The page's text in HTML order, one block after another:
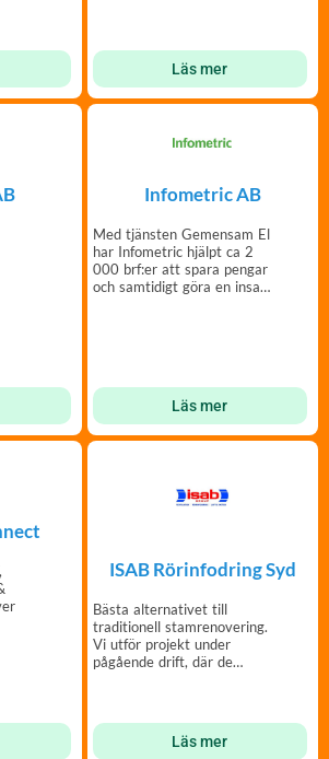
Läs mer
Infometric AB
Med tjänsten Gemensam El
har Infometric hjälpt ca 2
000 brf:er att spara pengar
och samtidigt göra en insats
Läs mer
ISAB Rörinfodring Syd
Bästa alternativet till
traditionell stamrenovering.
Vi utför projekt under
pågående drift, där de
Läs mer